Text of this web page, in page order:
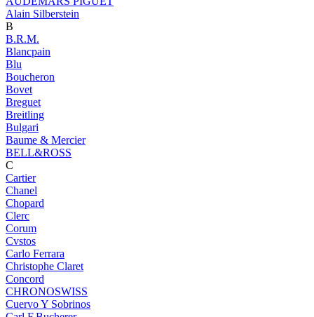
Alain Silberstein
B
B.R.M.
Blancpain
Blu
Boucheron
Bovet
Breguet
Breitling
Bulgari
Baume & Mercier
BELL&ROSS
C
Cartier
Chanel
Chopard
Clerc
Corum
Cvstos
Carlo Ferrara
Christophe Claret
Concord
CHRONOSWISS
Cuervo Y Sobrinos